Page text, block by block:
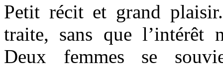
Petit récit et grand
traite, sans que l’intérêt
Deux femmes se